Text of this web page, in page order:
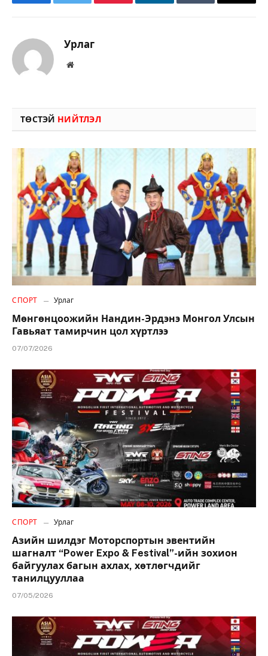
FacebookTwitter Pinterest LinkedInTumblr Имэйл
Урлаг
Вэбсайт
ТӨСТЭЙ НИЙТЛЭЛ
СПОРТ Урлаг
Мөнгөнцоожийн Нандин-Эрдэнэ Монгол Улсын
Гавьяат тамирчин цол хүртлээ
07/07/2026
СПОРТ Урлаг
Азийн шилдэг Моторспортын эвентийн
шагналт “Power Expo & Festival”-ийн зохион
байгуулах багын ахлах, хөтлөгчдийг
танилцууллаа
07/05/2026